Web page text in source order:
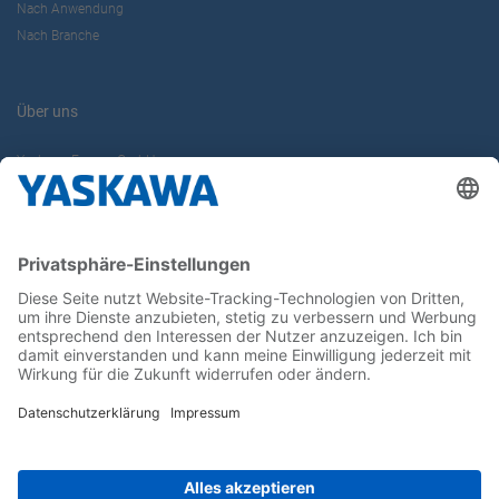
Nach Anwendung
Nach Branche
Über uns
Yaskawa Europe GmbH
Karriere
Newsletter
Follow us on...